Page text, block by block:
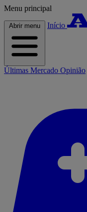
Menu principal
Abrir menu Início
Últimas Mercado Opinião